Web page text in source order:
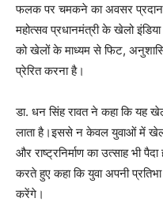
फलक पर चमकने का अवसर प्रदान
महोत्सव प्रधानमंत्री के खेलो
को खेलों के माध्यम से फिट,
प्रेरित करना है।
डा. धन सिंह रावत ने कहा कि यह
लाता है।इससे न केवल युवाओं में खेल
और राष्ट्रनिर्माण का उत्साह भी पैदा
करते हुए कहा कि युवा अपनी
करेंगे।